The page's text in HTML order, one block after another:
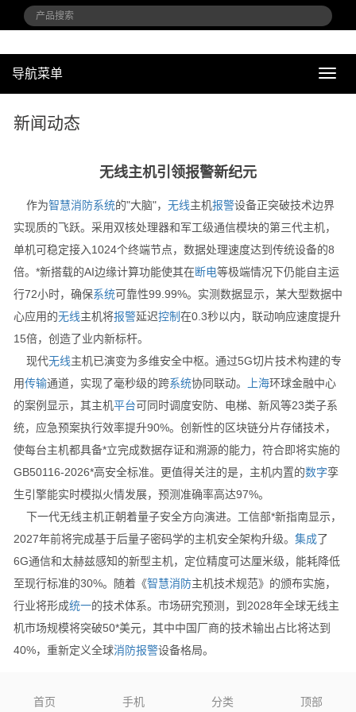
导
导航菜单
新闻动态
无线主机引领报警新纪元
作为智慧消防系统的"大脑"， 无线主机报警设备正突破技术边界
实现质的飞跃。采用双核处理器和军工级通信模块的第三代主机，
单机可稳定接入1024个终端节点，数据处理速度达到传统设备的8
倍。*新搭载的AI边缘计算功能使其在断电等极端情况下仍能自主运
行72小时，确保系统可靠性99.99%。实测数据显示，某大型数据中
心应用的无线主机将报警延迟控制在0.3秒以内，联动响应速度提升
15倍，创造了业内新标杆。
现代无线主机已演变为多维安全中枢。通过5G切片技术构建的专
用传输通道，实现了毫秒级的跨系统协同联动。 上海环球金融中心
的案例显示，其主机平台可同时调度安防、电梯、新风等23类子系
统，应急预案执行效率提升90%。创新性的区块链分片存储技术，
使每台主机都具备*立完成数据存证和溯源的能力，符合即将实施的
GB50116-2026*高安全标准。更值得关注的是，主机内置的数字孪
生引擎能实时模拟火情发展，预测准确率高达97%。
下一代无线主机正朝着量子安全方向演进。工信部*新指南显示，
2027年前将完成基于后量子密码学的主机安全架构升级。 集成了
6G通信和太赫兹感知的新型主机，定位精度可达厘米级，能耗降低
至现行标准的30%。随着《智慧消防主机技术规范》的颁布实施，
行业将形成统一的技术体系。市场研究预测，到2028年全球无线主
机市场规模将突破50*美元，其中中国厂商的技术输出占比将达到
40%，重新定义全球消防报警设备格局。
首页 手机 分类 顶部